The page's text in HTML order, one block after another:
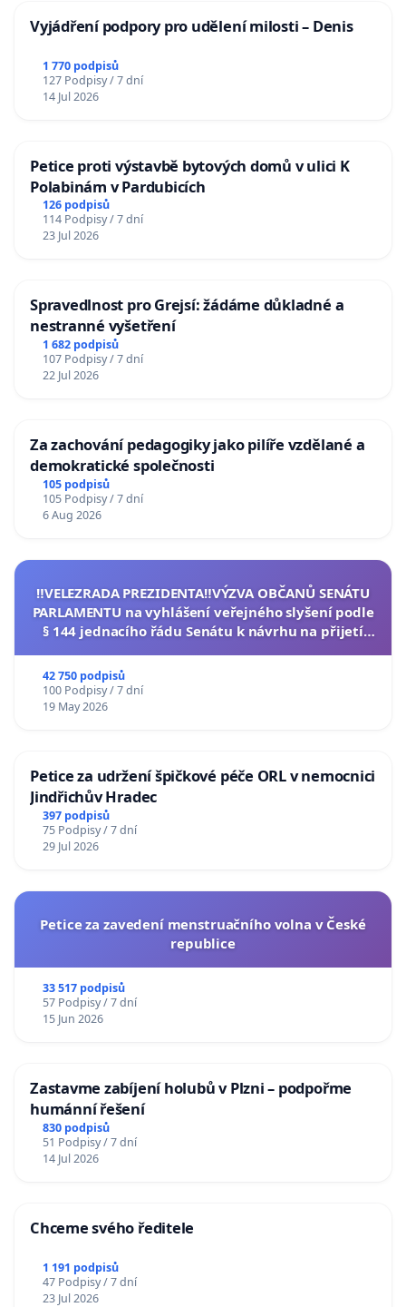
Vyjádření podpory pro udělení milosti – Denis
1 770 podpisů
127 Podpisy / 7 dní
14 Jul 2026
Petice proti výstavbě bytových domů v ulici K
Polabinám v Pardubicích
126 podpisů
114 Podpisy / 7 dní
23 Jul 2026
Spravedlnost pro Grejsí: žádáme důkladné a
nestranné vyšetření
1 682 podpisů
107 Podpisy / 7 dní
22 Jul 2026
Za zachování pedagogiky jako pilíře vzdělané a
demokratické společnosti
105 podpisů
105 Podpisy / 7 dní
6 Aug 2026
‼️VELEZRADA PREZIDENTA‼️VÝZVA OBČANŮ SENÁTU
PARLAMENTU na vyhlášení veřejného slyšení podle
§ 144 jednacího řádu Senátu k návrhu na přijetí
42 750 podpisů
100 Podpisy / 7 dní
19 May 2026
Petice za udržení špičkové péče ORL v nemocnici
Jindřichův Hradec
397 podpisů
75 Podpisy / 7 dní
29 Jul 2026
Petice za zavedení menstruačního volna v České
republice
33 517 podpisů
57 Podpisy / 7 dní
15 Jun 2026
Zastavme zabíjení holubů v Plzni – podpořme
humánní řešení
830 podpisů
51 Podpisy / 7 dní
14 Jul 2026
Chceme svého ředitele
1 191 podpisů
47 Podpisy / 7 dní
23 Jul 2026